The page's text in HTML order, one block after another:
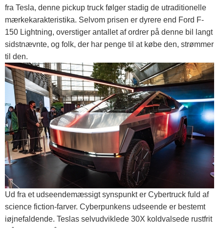
fra Tesla, denne pickup truck følger stadig de utraditionelle
mærkekarakteristika. Selvom prisen er dyrere end Ford F-
150 Lightning, overstiger antallet af ordrer på denne bil langt
sidstnævnte, og folk, der har penge til at købe den, strømmer
til den.
Ud fra et udseendemæssigt synspunkt er Cybertruck fuld af
science fiction-farver. Cyberpunkens udseende er bestemt
iøjnefaldende. Teslas selvudviklede 30X koldvalsede rustfrit